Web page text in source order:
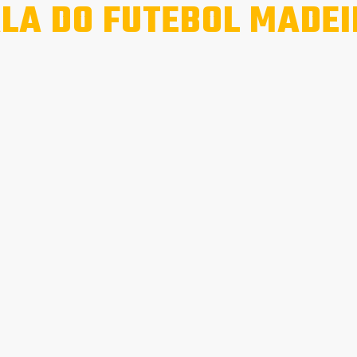
DO FUTEBOL